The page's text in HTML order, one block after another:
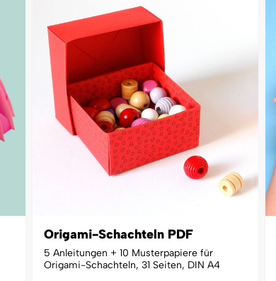
Origami-Schachteln PDF
5 Anleitungen + 10 Musterpapiere für
Origami-Schachteln, 31 Seiten, DIN A4